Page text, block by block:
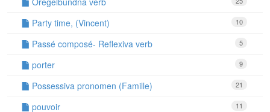
10
Party time, (Vincent)
5
Passé composé- Reflexiva verb
9
porter
21
Possessiva pronomen (Famille)
11
pouvoir